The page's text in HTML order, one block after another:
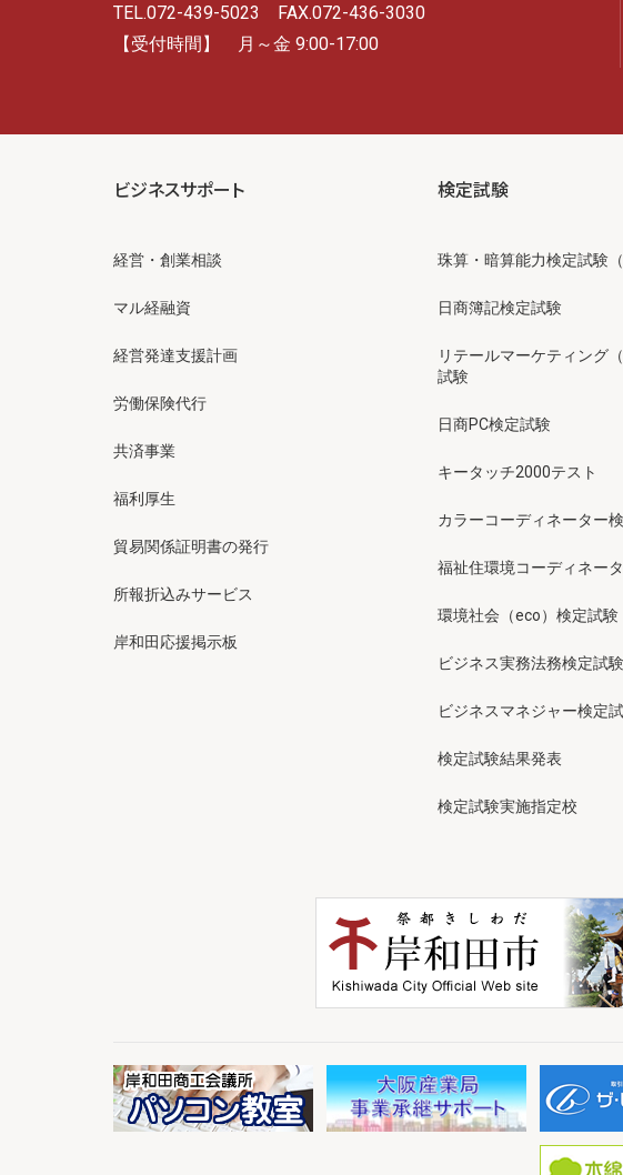
TEL.072-439-5023 FAX.072-436-3030
【受付時間】 月～金 9:00-17:00
ビジネスサポート
経営・創業相談
マル経融資
経営発達支援計画
労働保険代行
共済事業
福利厚生
貿易関係証明書の発行
所報折込みサービス
岸和田応援掲示板
検定試験
珠算・暗算能力検定試験（
日商簿記検定試験
リテールマーケティング
試験
日商PC検定試験
キータッチ2000テスト
カラーコーディネーター
福祉住環境コーディネー
環境社会（eco）検定試験
ビジネス実務法務検定試験
ビジネスマネジャー検定
検定試験結果発表
検定試験実施指定校